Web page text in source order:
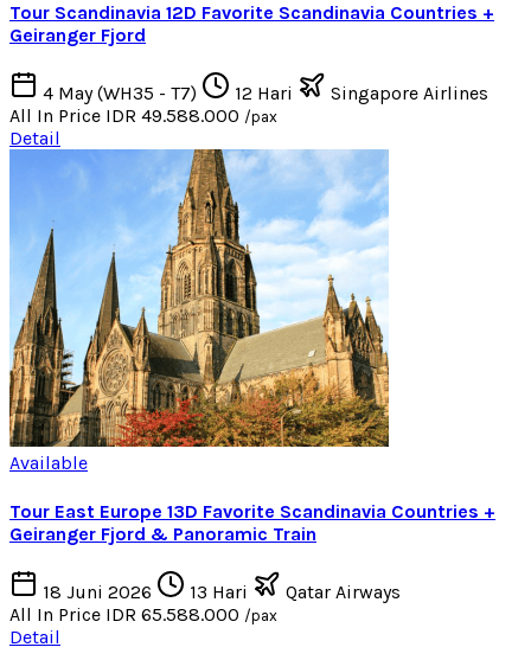
Tour Scandinavia 12D Favorite Scandinavia Countries +
Geiranger Fjord
4 May (WH35 - T7) 12 Hari
Singapore Airlines
All In Price IDR 49.588.000 /pax
Detail
Available
Tour East Europe 13D Favorite Scandinavia Countries +
Geiranger Fjord & Panoramic Train
18 Juni 2026 13 Hari
Qatar Airways
All In Price IDR 65.588.000 /pax
Detail